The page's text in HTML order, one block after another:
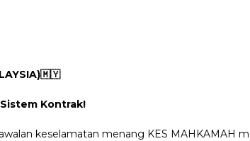
Kontrak!
keselamatan menang KES MAHKAMAH